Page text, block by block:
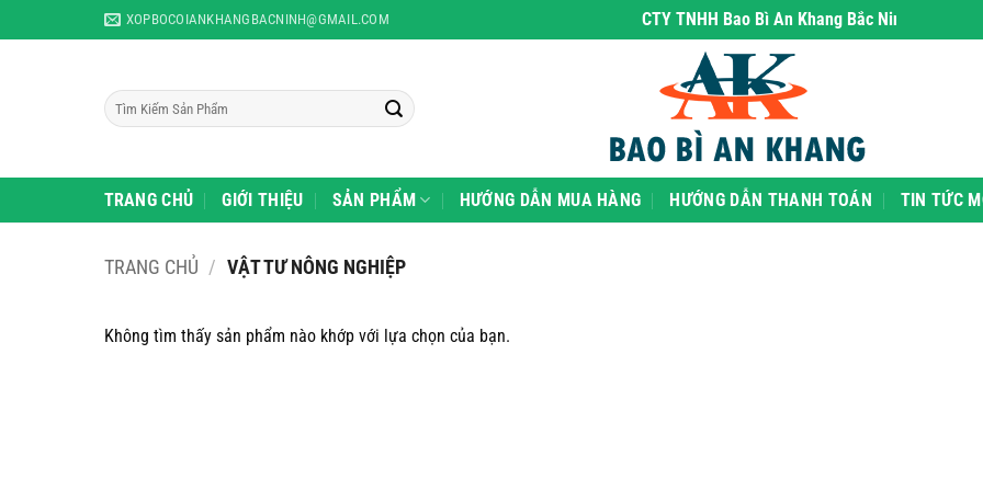
to
XOPBOCOIANKHANGBACNINH@GMAIL.COM CTY TNHH Bao Bì An Khang Bắc Ninh- chuyên
Tìm
kiếm:
TRANG CHỦ GIỚI THIỆU SẢN PHẨM HƯỚNG DẪN MUA HÀNG HƯỚNG DẪN THANH TOÁN TIN TỨC
TRANG CHỦ / VẬT TƯ NÔNG NGHIỆP
Không tìm thấy sản phẩm nào khớp với lựa chọn của bạn.